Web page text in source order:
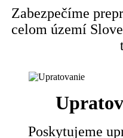
Zabezpečíme
celom území
Poskytujeme